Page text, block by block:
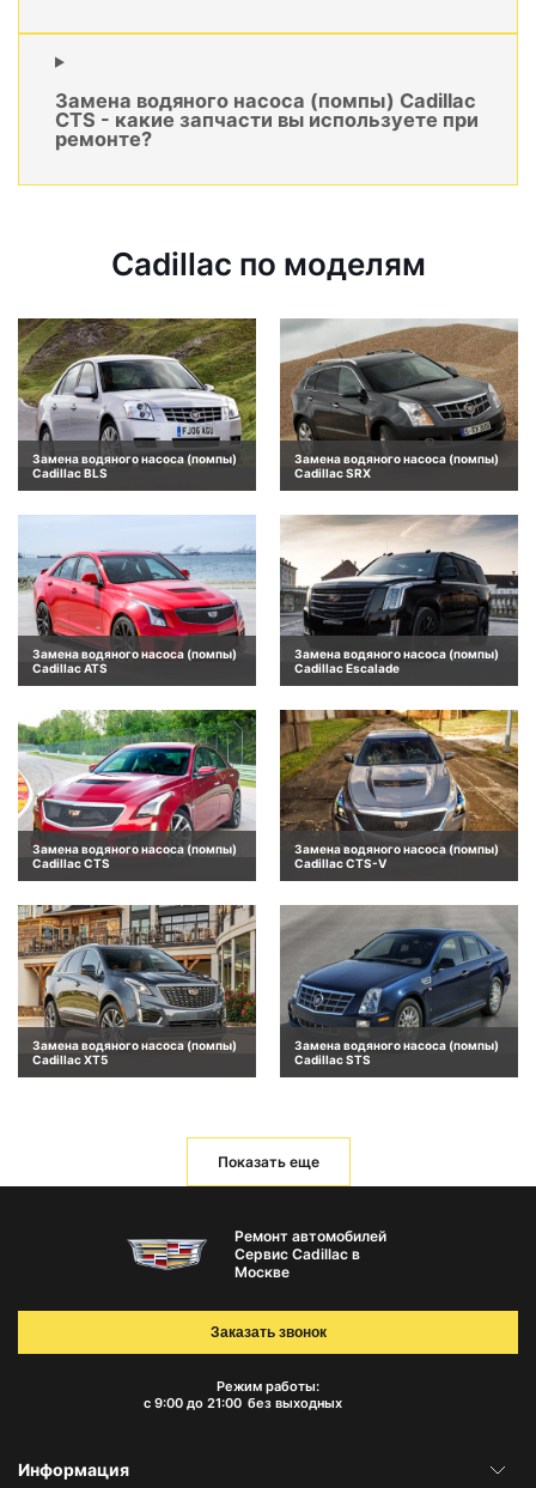
Замена водяного насоса (помпы) Cadillac
CTS - какие запчасти вы используете при
ремонте?
Cadillac по моделям
Замена водяного насоса (помпы)
Cadillac BLS
Замена водяного насоса (помпы)
Cadillac SRX
Замена водяного насоса (помпы)
Cadillac ATS
Замена водяного насоса (помпы)
Cadillac Escalade
Замена водяного насоса (помпы)
Cadillac CTS
Замена водяного насоса (помпы)
Cadillac CTS-V
Замена водяного насоса (помпы)
Cadillac XT5
Замена водяного насоса (помпы)
Cadillac STS
Показать еще
Ремонт автомобилей
Сервис Cadillac в
Москве
Режим работы:
с 9:00 до 21:00 без выходных
Заказать звонок
Информация